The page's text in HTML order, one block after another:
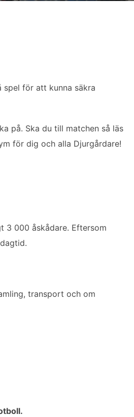
för att kunna säkra
på. Ska du till matchen så läs
för dig och alla Djurgårdare!
3 000 åskådare. Eftersom
transport och om